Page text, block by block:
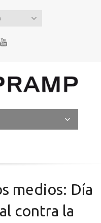
medios: Día
contra la